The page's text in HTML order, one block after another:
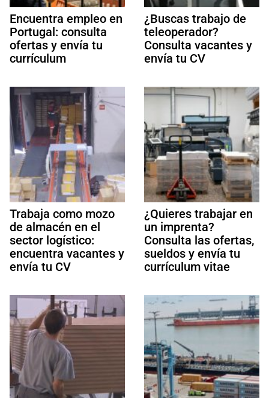
Encuentra empleo en
Portugal: consulta
ofertas y envía tu
currículum
¿Buscas trabajo de
teleoperador?
Consulta vacantes y
envía tu CV
Trabaja como mozo
de almacén en el
sector logístico:
encuentra vacantes y
envía tu CV
¿Quieres trabajar en
un imprenta?
Consulta las ofertas,
sueldos y envía tu
currículum vitae